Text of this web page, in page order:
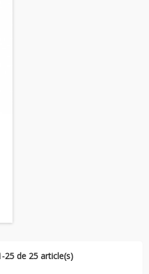
25 de 25 article(s)